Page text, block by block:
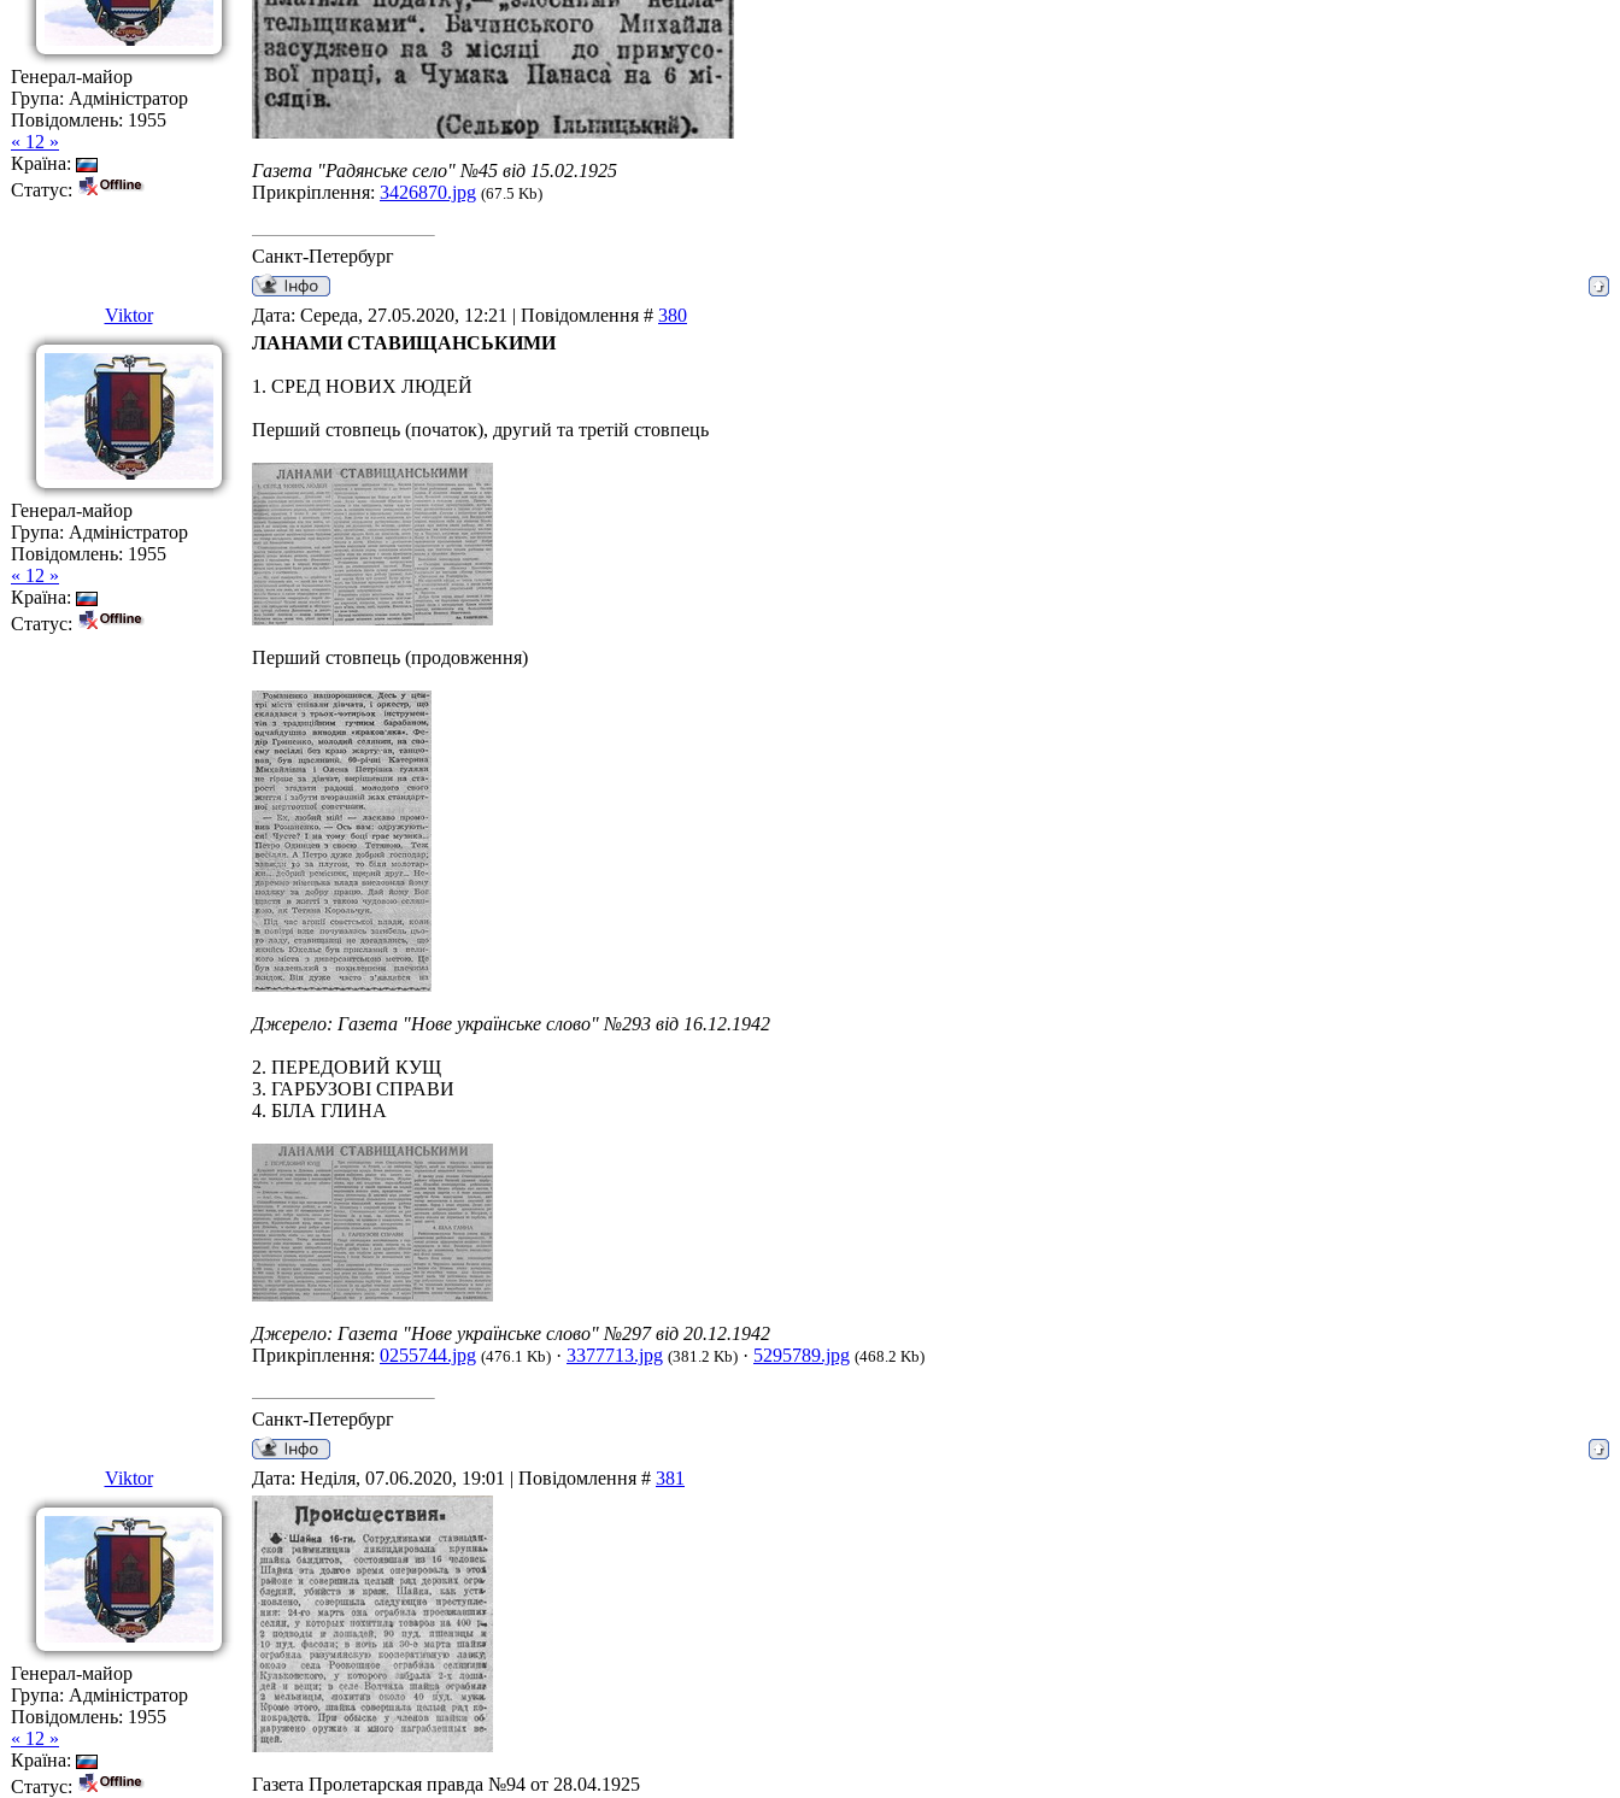
Генерал-майор
Група: Адміністратор
Повідомлень: 1955
« 12 »
Країна:
Статус:
Газета "Радянське село" №45 від 15.02.1925
Прикріплення: 3426870.jpg (67.5 Kb)
Санкт-Петербург
Viktor Дата: Середа, 27.05.2020, 12:21 | Повідомлення # 380
Генерал-майор
Група: Адміністратор
Повідомлень: 1955
« 12 »
Країна:
Статус:
ЛАНАМИ СТАВИЩАНСЬКИМИ
1. СРЕД НОВИХ ЛЮДЕЙ
Перший стовпець (початок), другий та третій стовпець
Перший стовпець (продовження)
Джерело: Газета "Нове українське слово" №293 від 16.12.1942
2. ПЕРЕДОВИЙ КУЩ
3. ГАРБУЗОВІ СПРАВИ
4. БІЛА ГЛИНА
Джерело: Газета "Нове українське слово" №297 від 20.12.1942
Прикріплення: 0255744.jpg (476.1 Kb) · 3377713.jpg (381.2 Kb) · 5295789.jpg (468.2 Kb)
Санкт-Петербург
Viktor Дата: Неділя, 07.06.2020, 19:01 | Повідомлення # 381
Генерал-майор
Група: Адміністратор
Повідомлень: 1955
« 12 »
Країна:
Статус:
Газета Пролетарская правда №94 от 28.04.1925